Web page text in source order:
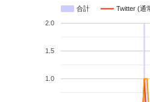
合計 Twitter (通
1.0
1.5
2.0